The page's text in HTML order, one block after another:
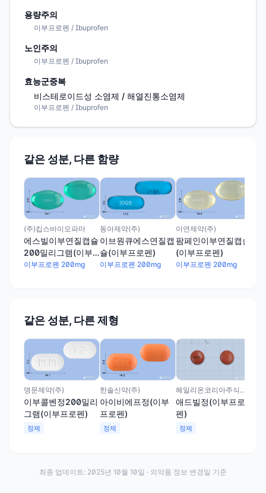
용량주의
이부프로펜 / Ibuprofen
노인주의
이부프로펜 / Ibuprofen
효능군중복
비스테로이드성 소염제 / 해열진통소염제
이부프로펜 / Ibuprofen
같은 성분, 다른 함량
(주)킵스바이오파마
에스빌이부연질캡슐
200밀리그램(이부
프로펜)
이부프로펜 200mg
동아제약(주)
이브원큐에스연질캡
슐(이부프로펜)
이부프로펜 200mg
이연제약(주)
팜페인이부연질캡슐
(이부프로펜)
이부프로펜 200mg
같은 성분, 다른 제형
명문제약(주)
이부콜벤정200밀리
그램(이부프로펜)
정제
한솔신약(주)
아이비에프정(이부
프로펜)
정제
헤일리온코리아주식회사
애드빌정(이부프로
펜)
정제
최종 업데이트: 2025년 10월 10일 · 의약품 정보 변경일 기준